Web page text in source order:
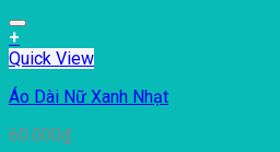
+
Quick View
Áo Dài Nữ Xanh Nhạt
60.000₫